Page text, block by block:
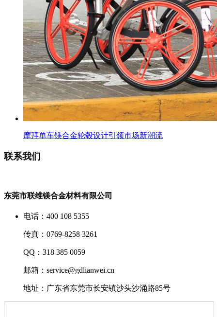
摩拜单车镁合金轮毂设计引领市场新潮流
联系我们
东莞市联维镁合金材料有限公司
电话：400 108 5355
传真：0769-8258 3261
QQ：318 385 0059
邮箱：service@gdlianwei.cn
地址：广东省东莞市长安镇沙头沙涌路85号